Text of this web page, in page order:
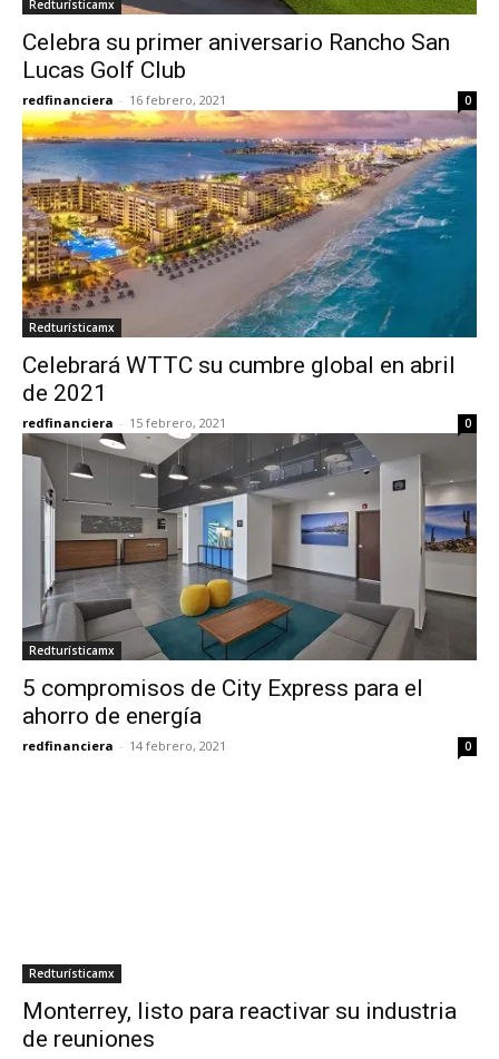
Redturísticamx
Celebra su primer aniversario Rancho San
Lucas Golf Club
redfinanciera - 16 febrero, 2021 0
Redturísticamx
Celebrará WTTC su cumbre global en abril
de 2021
redfinanciera - 15 febrero, 2021 0
Redturísticamx
5 compromisos de City Express para el
ahorro de energía
redfinanciera - 14 febrero, 2021 0
Redturísticamx
Monterrey, listo para reactivar su industria
de reuniones